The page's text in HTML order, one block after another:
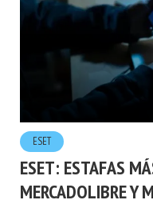
ESET
ESET: ESTAFAS
MERCADOLIBRE Y